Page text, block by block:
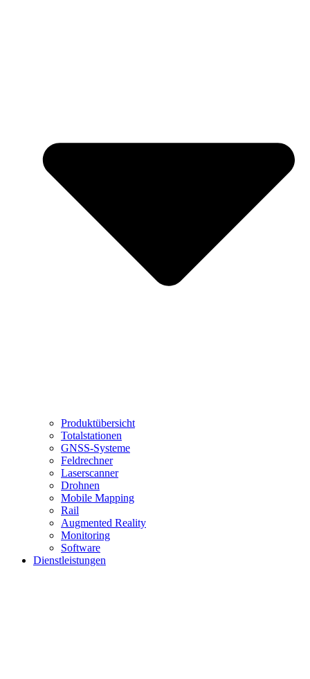
Produktübersicht
Totalstationen
GNSS-Systeme
Feldrechner
Laserscanner
Drohnen
Mobile Mapping
Rail
Augmented Reality
Monitoring
Software
Dienstleistungen